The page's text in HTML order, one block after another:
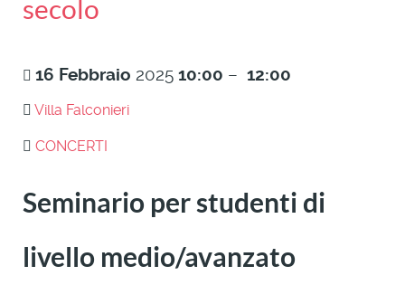
secolo
16 Febbraio 2025 10:00 – 12:00
Villa Falconieri
CONCERTI
Seminario per studenti di
livello medio/avanzato